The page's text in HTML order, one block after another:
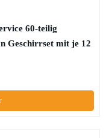
60-teilig
Geschirrset mit je 12
Person